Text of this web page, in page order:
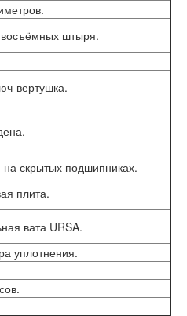
Белый
Грей
штыря.
вертушка.
на скрытых подшипниках.
плита.
вата URSA.
уплотнения.